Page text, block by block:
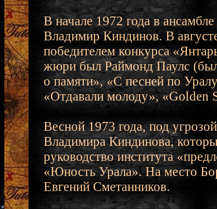
В начале 1972 года в
Владимир Киндинов. В
победителем конкурса
жюри был Раймонд Паулс
о памяти», «С песней по
«Отдавали молоду», «Golden
Весной 1973 года, под
Владимира Киндинова,
руководство института
«Юность Урала». На место
Евгений Сметанников.